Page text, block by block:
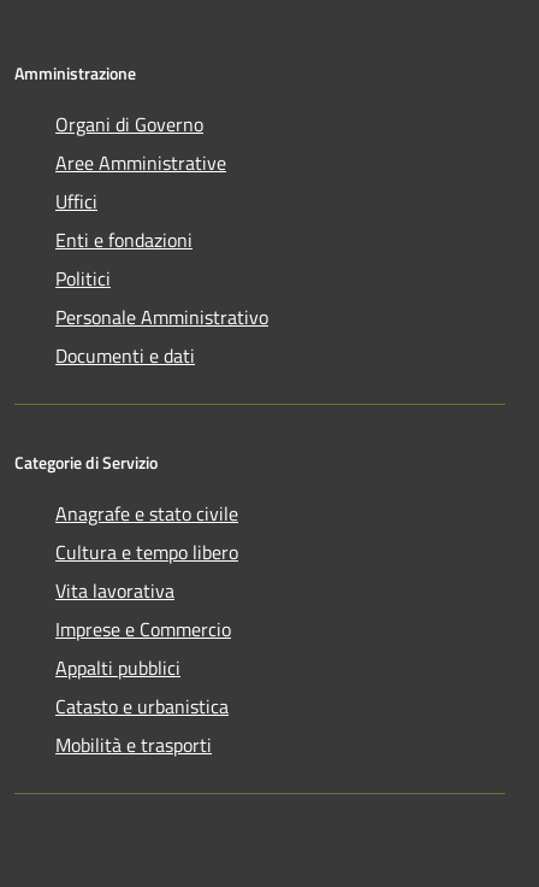
Amministrazione
Organi di Governo
Aree Amministrative
Uffici
Enti e fondazioni
Politici
Personale Amministrativo
Documenti e dati
Categorie di Servizio
Anagrafe e stato civile
Cultura e tempo libero
Vita lavorativa
Imprese e Commercio
Appalti pubblici
Catasto e urbanistica
Mobilità e trasporti